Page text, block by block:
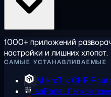
1000+ приложений
настройки и лишних хлопот.
САМЫЕ УСТАНАВЛИВАЕМЫЕ
MikroTik CHR
aaPanelЛёгкая